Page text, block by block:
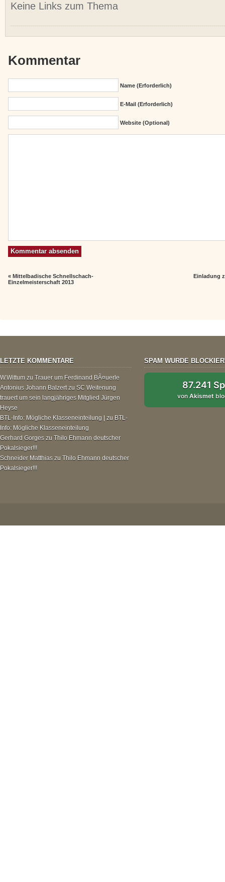
Keine Links zum Thema
Kommentar
Name (erforderlich)
E-Mail (erforderlich)
Website (Optional)
« Mittelbadische Schnellschach-
Einzelmeisterschaft 2013
Einladung
LETZTE KOMMENTARE
W.Wittum zu Trauer um Ferdinand BÃ¤uerle
Antonius Johann Balzertzu SC Weitenung
trauert um sein langjähriges Mitglied Jürgen
Heyse
BTL-Info: Mögliche Klasseneinteilung |
zu BTL-
Info: Mögliche Klasseneinteilung
Gerhard Gorges zu Thilo Ehmann deutscher
Pokalsieger!!!
Schneider Matthias zu Thilo Ehmann deutscher
Pokalsieger!!!
SPAM WURDE
87.241
vonAkismet